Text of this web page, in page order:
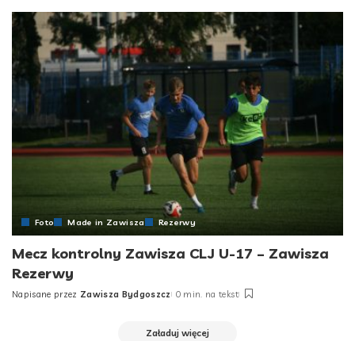
Foto Made in Zawisza Rezerwy
Mecz kontrolny Zawisza CLJ U-17 – Zawisza
Rezerwy
Posted
Napisane przez Zawisza Bydgoszcz 0 min. na tekst
Załaduj więcej